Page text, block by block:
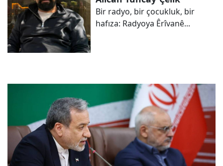
Bir radyo, bir çocukluk, bir
hafıza: Radyoya Êrîvanê...